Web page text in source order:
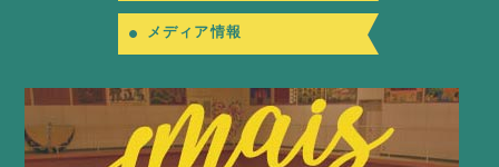
メディア情報